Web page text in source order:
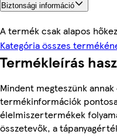
Biztonsági információ
A termék csak alapos
Kategória összes
Termékleírás
Mindent megteszünk
termékinformációk
élelmiszertermékek
összetevők, a